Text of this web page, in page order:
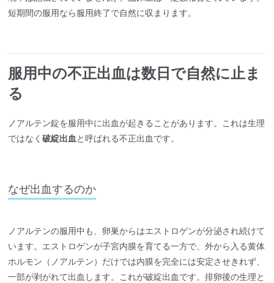
短期間の服用なら服用終了で自然に収まります。
服用中の不正出血は数日で自然に止ま
る
ノアルテン錠を服用中に出血が起きることがあります。これは生理
ではなく破綻出血と呼ばれる不正出血です。
なぜ出血するのか
ノアルテンの服用中も、卵巣からはエストロゲンが分泌され続けて
います。エストロゲンが子宮内膜を育てる一方で、外から入る黄体
ホルモン（ノアルテン）だけでは内膜を完全には安定させきれず、
一部が剥がれて出血します。これが破綻出血です。排卵後の生理と